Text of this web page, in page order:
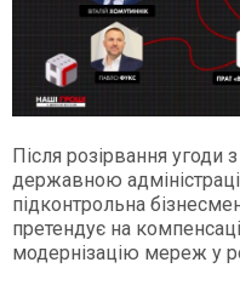
Після розірвання
державною
підконтрольна
претендує на
модернізацію мереж у